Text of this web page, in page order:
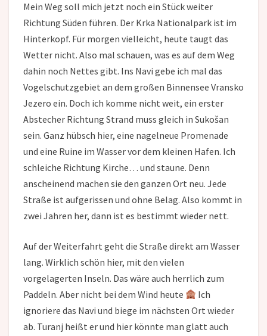
Mein Weg soll mich jetzt noch ein Stück weiter
Richtung Süden führen. Der Krka Nationalpark ist im
Hinterkopf. Für morgen vielleicht, heute taugt das
Wetter nicht. Also mal schauen, was es auf dem Weg
dahin noch Nettes gibt. Ins Navi gebe ich mal das
Vogelschutzgebiet an dem großen Binnensee Vransko
Jezero ein. Doch ich komme nicht weit, ein erster
Abstecher Richtung Strand muss gleich in Sukošan
sein. Ganz hübsch hier, eine nagelneue Promenade
und eine Ruine im Wasser vor dem kleinen Hafen. Ich
schleiche Richtung Kirche… und staune. Denn
anscheinend machen sie den ganzen Ort neu. Jede
Straße ist aufgerissen und ohne Belag. Also kommt in
zwei Jahren her, dann ist es bestimmt wieder nett.
Auf der Weiterfahrt geht die Straße direkt am Wasser
lang. Wirklich schön hier, mit den vielen
vorgelagerten Inseln. Das wäre auch herrlich zum
Paddeln. Aber nicht bei dem Wind heute
Ich
ignoriere das Navi und biege im nächsten Ort wieder
ab. Turanj heißt er und hier könnte man glatt auch